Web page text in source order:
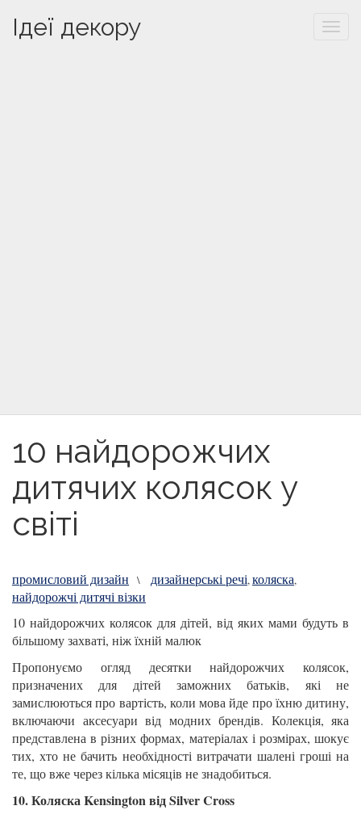
Ідеї декору
10 найдорожчих
дитячих колясок у
світі
промисловий дизайн \ дизайнерські речі,коляска,
найдорожчі дитячі візки
10 найдорожчих колясок для дітей, від яких мами будуть в
більшому захваті, ніж їхній малюк
Пропонуємо огляд десятки найдорожчих колясок,
призначених для дітей заможних батьків, які не
замислюються про вартість, коли мова йде про їхню дитину,
включаючи аксесуари від модних брендів. Колекція, яка
представлена ​​в різних формах, матеріалах і розмірах, шокує
тих, хто не бачить необхідності витрачати шалені гроші на
те, що вже через кілька місяців не знадобиться.
10. Коляска Kensington від Silver Cross